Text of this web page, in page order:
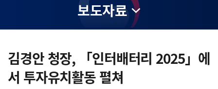
보도자료
텐
츠
영
김경안 청장, 「인터배터리 2025」에
서 투자유치활동 펼쳐